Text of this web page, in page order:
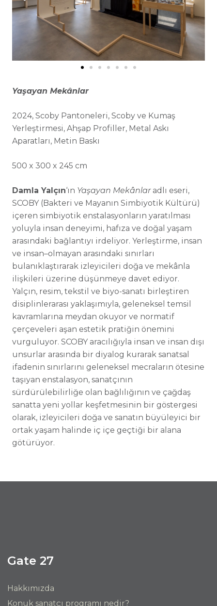
Yaşayan Mekânlar
2024, Scoby Pantoneleri, Scoby ve Kumaş
Yerleştirmesi, Ahşap Profiller, Metal Askı
Aparatları, Metin Baskı
500 x 300 x 245 cm
Damla Yalçın‘ın Yaşayan Mekânlaradlı eseri,
SCOBY (Bakteri ve Mayanın Simbiyotik Kültürü)
içeren simbiyotik enstalasyonların yaratılması
yoluyla insan deneyimi, hafıza ve doğal yaşam
arasındaki bağlantıyı irdeliyor. Yerleştirme, insan
ve insan–olmayan arasındaki sınırları
bulanıklaştırarak izleyicileri doğa ve mekânla
ilişkileri üzerine düşünmeye davet ediyor.
Yalçın, resim, tekstil ve biyo-sanatı birleştiren
disiplinlerarası yaklaşımıyla, geleneksel temsil
kavramlarına meydan okuyor ve normatif
çerçeveleri aşan estetik pratiğin önemini
vurguluyor. SCOBY aracılığıyla insan ve insan dışı
unsurlar arasında bir diyalog kurarak sanatsal
ifadenin sınırlarını geleneksel mecraların ötesine
taşıyan enstalasyon, sanatçının
sürdürülebilirliğe olan bağlılığının ve çağdaş
sanatta yeni yollar keşfetmesinin bir göstergesi
olarak, izleyicileri doğa ve sanatın büyüleyici bir
ortak yaşam halinde iç içe geçtiği bir alana
götürüyor.
Gate 27
Hakkımızda
Konuk sanatçı programı nedir?